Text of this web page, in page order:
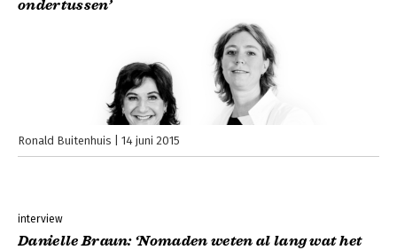
ondertussen’
Ronald Buitenhuis 14 juni 2015
interview
Danielle Braun: ‘Nomaden weten al lang wat het